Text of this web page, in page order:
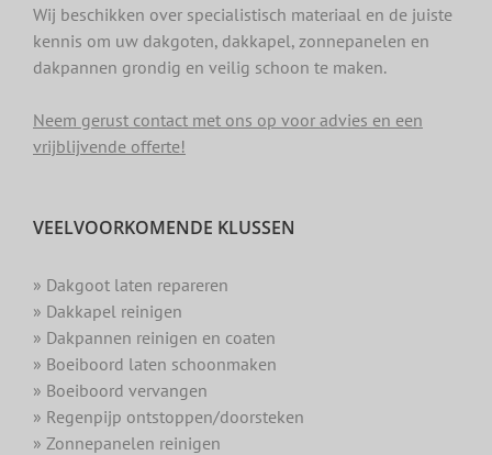
Wij beschikken over specialistisch materiaal en de juiste
kennis om uw dakgoten, dakkapel, zonnepanelen en
dakpannen grondig en veilig schoon te maken.
Neem gerust contact met ons op voor advies en een
vrijblijvende offerte!
VEELVOORKOMENDE KLUSSEN
» Dakgoot laten repareren
» Dakkapel reinigen
» Dakpannen reinigen en coaten
» Boeiboord laten schoonmaken
» Boeiboord vervangen
» Regenpijp ontstoppen/doorsteken
» Zonnepanelen reinigen